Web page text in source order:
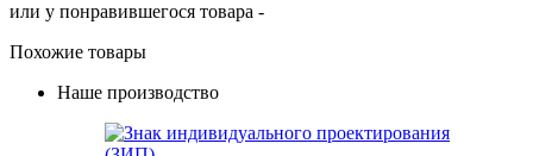
или у понравившегося товара -
Похожие товары
Наше производство